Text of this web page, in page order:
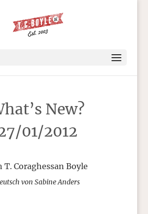
New?
01/2012
T. Coraghessan Boyle
von Sabine Anders